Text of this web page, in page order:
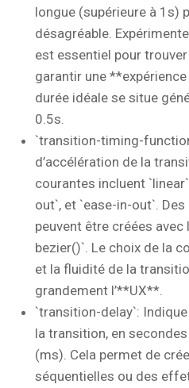
longue (supérieure à 1s)
désagréable.
est essentiel pour
garantir une
durée idéale se situe
0.5s.
`transition-timing-
d’accélération de la
courantes incluent
out`, et `ease-in-out`.
peuvent être créées
bezier()`. Le choix de la
et la fluidité de la
grandement l’**UX**.
`transition-delay`:
la transition, en
(ms). Cela permet de
séquentielles ou des